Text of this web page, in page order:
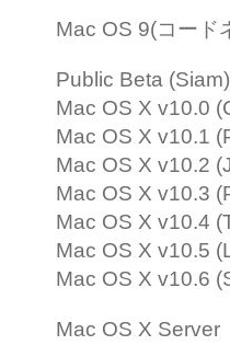
Mac OS 9(コード
Public Beta (Siam)
Mac OS X v10.0
Mac OS X v10.1
Mac OS X v10.2
Mac OS X v10.3
Mac OS X v10.4
Mac OS X v10.5
Mac OS X v10.6
Mac OS X Server